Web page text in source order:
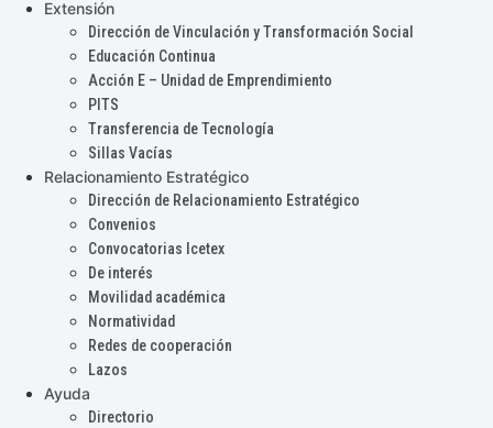
Extensión
Dirección de Vinculación y Transformación Social
Educación Continua
Acción E – Unidad de Emprendimiento
PITS
Transferencia de Tecnología
Sillas Vacías
Relacionamiento Estratégico
Dirección de Relacionamiento Estratégico
Convenios
Convocatorias Icetex
De interés
Movilidad académica
Normatividad
Redes de cooperación
Lazos
Ayuda
Directorio